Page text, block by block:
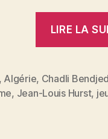
LIRE LA
, Algérie, Chadli
, Jean-Louis Hurst,